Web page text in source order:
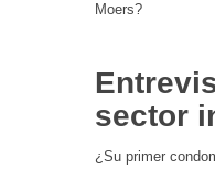
Moers?
sector
¿Su primer